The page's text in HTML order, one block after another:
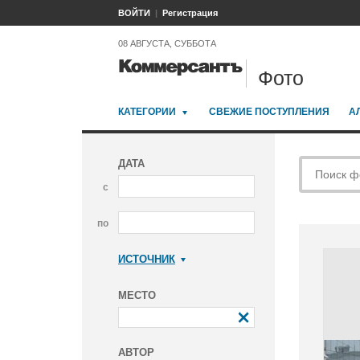
ВОЙТИ Регистрация
08 АВГУСТА, СУББОТА
Фото
КАТЕГОРИИ СВЕЖИЕ ПОСТУПЛЕНИЯ
ДАТА
с
по
ИСТОЧНИК
МЕСТО
АВТОР